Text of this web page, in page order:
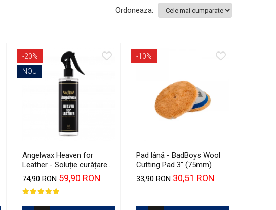
Ordoneaza:
-20%
NOU
Angelwax Heaven for
Leather - Soluție curățare
piele, cu pH neutru (500ml)
74,90 RON59,90 RON
-10%
Pad lână - BadBoys Wool
Cutting Pad 3" (75mm)
33,90 RON30,51 RON